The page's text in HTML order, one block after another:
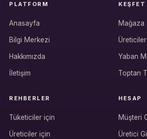
PLATFORM
Anasayfa
Bilgi Merkezi
Hakkımızda
İletişim
KEŞFET
Mağaza
Üreticiler
Yaban
Toptan
REHBERLER
Tüketiciler için
Üreticiler için
HESAP
Müşteri
Üretici